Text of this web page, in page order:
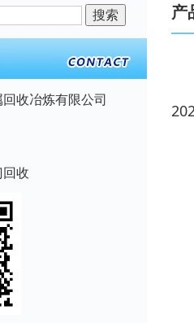
收冶炼有限公司
收
产